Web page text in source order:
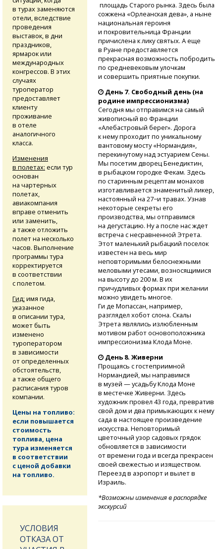
площадь Старого рынка. Здесь была
сожжена «Орлеанская дева», а ныне
национальная героиня
и покровительница Франции
причислена к лику святых. А еще
в Руане предоставляется
прекрасная возможность побродить
по средневековым улочкам
и совершить приятные покупки.
День 7. Свободный день (на
родине импрессионизма)
Сегодня мы отправимся на самый
живописный во Франции
«Алебастровый берег». Дорога
к нему проходит по уникальному
вантовому мосту «Нормандия»,
перекинутому над эстуарием Сены.
Мы посетим дворец Бенедиктин,
в рыбацком городке Фекам. Здесь
по старинным рецептам монахов
изготавливается знаменитый ликер,
настоянный на 27−и травах. Узнав
некоторые секреты его
производства, мы отправимся
на дегустацию. Ну а после нас ждет
встреча с несравненной Этрета.
Этот маленький рыбацкий поселок
известен на весь мир
неповторимыми белоснежными
меловыми утесами, возносящимися
на высоту до 200 м. В их
причудливых формах при желании
можно увидеть многое.
Ги де Мопассан, например,
разглядел хобот слона. Скалы
Этрета являлись излюбленным
мотивом работ основоположника
импрессионизма Клода Моне.
День 8. Живерни
Прощаясь с гостеприимной
Нормандией, мы направимся
в музей — усадьбу Клода Моне
в местечке Живерни. Здесь
художник провел 43 года, превратив
свой дом и два примыкающих к нему
сада в настоящее произведение
искусства. Неповторимый
цветочный узор садовых грядок
обновляется в зависимости
от времени года и всегда прекрасен
своей свежестью и изяществом.
Переезд в аэропорт и вылет в
Израиль.
*Возможны изменения в распорядке
экскурсий
в турах заменяются
отели, вследствие
проведения
выставок, в дни
праздников,
ярмарок или
международных
конгрессов. В этих
случаях
туроператор
предоставляет
клиенту
проживание
в отеле
аналогичного
класса.
Изменения
в полетах: если тур
основан
на чартерных
полетах,
авиакомпания
вправе отменить
или заменить,
а также отложить
полет на несколько
часов. Выполнение
программы тура
корректируется
в соответствии
с полетом.
Гид: имя гида,
указанное
в описании тура,
может быть
изменено
туроператором
в зависимости
от определенных
обстоятельств,
а также общего
расписания туров
компании.
Цены на топливо:
если повышается
стоимость
топлива, цена
тура изменяется
в соответствии
с ценой добавки
на топливо.
УСЛОВИЯ
ОТКАЗА ОТ